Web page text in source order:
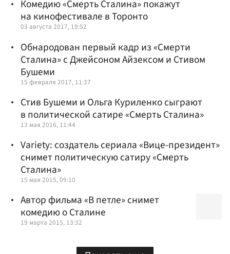
Комедию «Смерть Сталина» покажут
на кинофестивале в Торонто
03 августа 2017, 19:52
Обнародован первый кадр из «Смерти
Сталина» с Джейсоном Айзексом и Стивом
Бушеми
15 февраля 2017, 11:37
Стив Бушеми и Ольга Куриленко сыграют
в политической сатире «Смерть Сталина»
13 мая 2016, 11:44
Variety: создатель сериала «Вице-президент»
снимет политическую сатиру «Смерть
Сталина»
15 мая 2015, 09:10
Автор фильма «В петле» снимет
комедию о Сталине
19 марта 2015, 13:32